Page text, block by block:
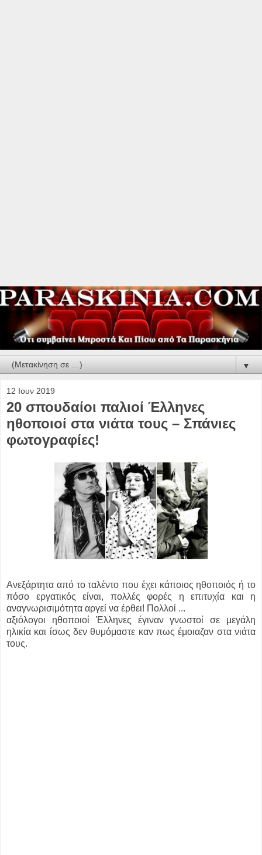
▼
12 Ιουν 2019
20 σπουδαίοι παλιοί Έλληνες
ηθοποιοί στα νιάτα τους – Σπάνιες
φωτογραφίες!
Ανεξάρτητα από το ταλέντο που έχει κάποιος ηθοποιός ή το
πόσο εργατικός είναι, πολλές φορές η επιτυχία και η
αναγνωρισιμότητα αργεί να έρθει! Πολλοί ...
αξιόλογοι ηθοποιοί Έλληνες έγιναν γνωστοί σε μεγάλη
ηλικία και ίσως δεν θυμόμαστε καν πως έμοιαζαν στα νιάτα
τους.